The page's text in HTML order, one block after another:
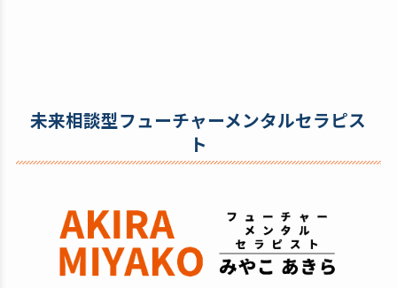
未来相談型フューチャーメンタルセラピス
ト